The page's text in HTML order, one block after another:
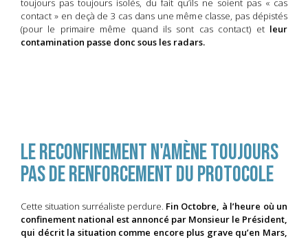
toujours pas toujours isolés, du fait qu’ils ne soient pas « cas
contact » en deçà de 3 cas dans une même classe, pas dépistés
(pour le primaire même quand ils sont cas contact) et leur
contamination passe donc sous les radars.
Le reconfinement n'amène toujours
pas de renforcement du protocole
Cette situation surréaliste perdure. Fin Octobre, à l’heure où un
confinement national est annoncé par Monsieur le Président,
qui décrit la situation comme encore plus grave qu’en Mars,